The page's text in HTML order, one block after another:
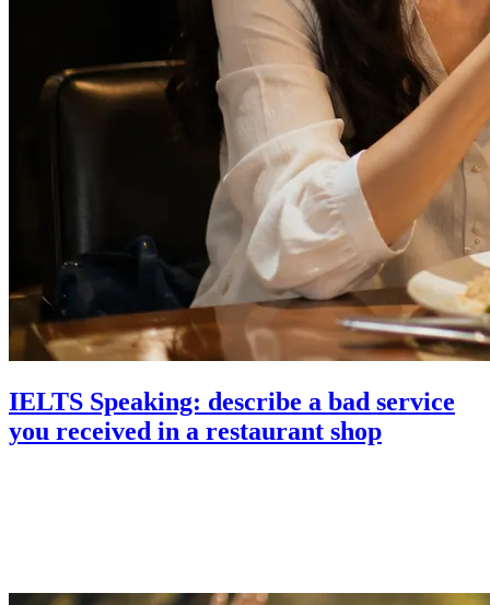
IELTS Speaking: describe a bad service
you received in a restaurant shop